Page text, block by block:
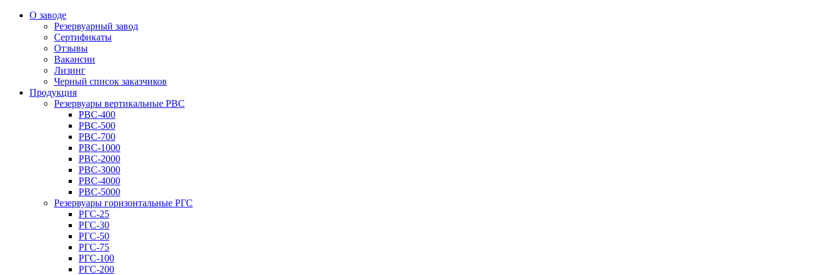
О заводе
Резервуарный завод
Сертификаты
Отзывы
Вакансии
Лизинг
Черный список заказчиков
Продукция
Резервуары вертикальные РВС
РВС-400
РВС-500
РВС-700
РВС-1000
РВС-2000
РВС-3000
РВС-4000
РВС-5000
Резервуары горизонтальные РГС
РГС-25
РГС-30
РГС-50
РГС-75
РГС-100
РГС-200